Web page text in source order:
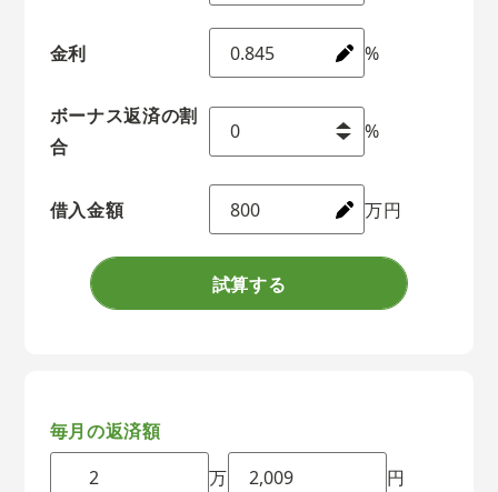
金利 %
ボーナス返済の割
合
%
借入金額 万円
試算する
毎月の返済額
万
円